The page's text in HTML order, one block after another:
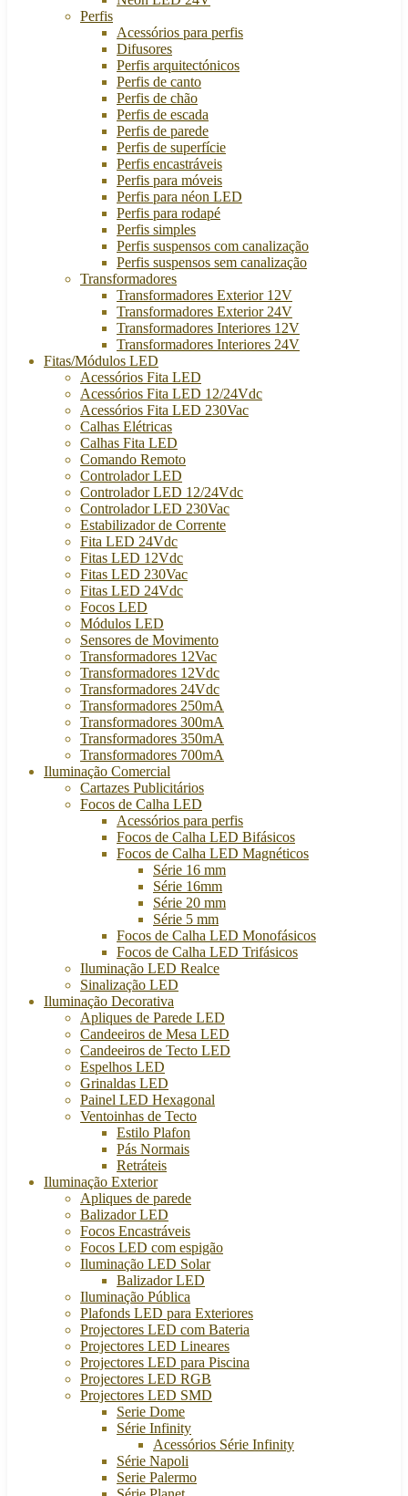
Perfis
Acessórios para perfis
Difusores
Perfis arquitectónicos
Perfis de canto
Perfis de chão
Perfis de escada
Perfis de parede
Perfis de superfície
Perfis encastráveis
Perfis para móveis
Perfis para néon LED
Perfis para rodapé
Perfis simples
Perfis suspensos com canalização
Perfis suspensos sem canalização
Transformadores
Transformadores Exterior 12V
Transformadores Exterior 24V
Transformadores Interiores 12V
Transformadores Interiores 24V
Fitas/Módulos LED
Acessórios Fita LED
Acessórios Fita LED 12/24Vdc
Acessórios Fita LED 230Vac
Calhas Elétricas
Calhas Fita LED
Comando Remoto
Controlador LED
Controlador LED 12/24Vdc
Controlador LED 230Vac
Estabilizador de Corrente
Fita LED 24Vdc
Fitas LED 12Vdc
Fitas LED 230Vac
Fitas LED 24Vdc
Focos LED
Módulos LED
Sensores de Movimento
Transformadores 12Vac
Transformadores 12Vdc
Transformadores 24Vdc
Transformadores 250mA
Transformadores 300mA
Transformadores 350mA
Transformadores 700mA
Iluminação Comercial
Cartazes Publicitários
Focos de Calha LED
Acessórios para perfis
Focos de Calha LED Bifásicos
Focos de Calha LED Magnéticos
Série 16 mm
Série 16mm
Série 20 mm
Série 5 mm
Focos de Calha LED Monofásicos
Focos de Calha LED Trifásicos
Iluminação LED Realce
Sinalização LED
Iluminação Decorativa
Apliques de Parede LED
Candeeiros de Mesa LED
Candeeiros de Tecto LED
Espelhos LED
Grinaldas LED
Painel LED Hexagonal
Ventoinhas de Tecto
Estilo Plafon
Pás Normais
Retráteis
Iluminação Exterior
Apliques de parede
Balizador LED
Focos Encastráveis
Focos LED com espigão
Iluminação LED Solar
Balizador LED
Iluminação Pública
Plafonds LED para Exteriores
Projectores LED com Bateria
Projectores LED Lineares
Projectores LED para Piscina
Projectores LED RGB
Projectores LED SMD
Serie Dome
Série Infinity
Acessórios Série Infinity
Série Napoli
Serie Palermo